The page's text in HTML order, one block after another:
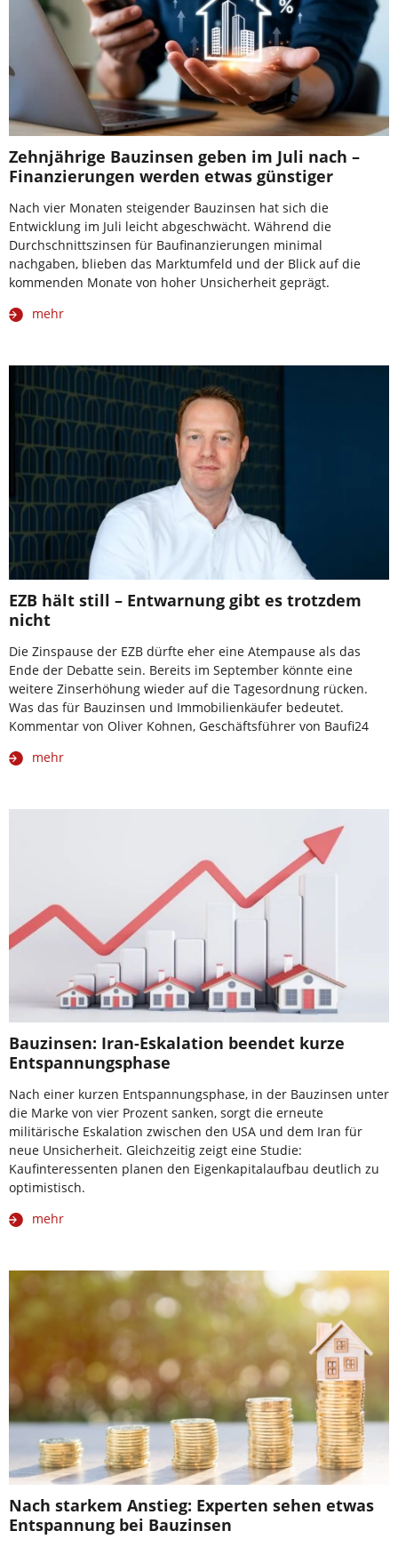
Zehnjährige Bauzinsen geben im Juli nach –
Finanzierungen werden etwas günstiger
Nach vier Monaten steigender Bauzinsen hat sich die
Entwicklung im Juli leicht abgeschwächt. Während die
Durchschnittszinsen für Baufinanzierungen minimal
nachgaben, blieben das Marktumfeld und der Blick auf die
kommenden Monate von hoher Unsicherheit geprägt.
mehr
EZB hält still – Entwarnung gibt es trotzdem
nicht
Die Zinspause der EZB dürfte eher eine Atempause als das
Ende der Debatte sein. Bereits im September könnte eine
weitere Zinserhöhung wieder auf die Tagesordnung rücken.
Was das für Bauzinsen und Immobilienkäufer bedeutet.
Kommentar von Oliver Kohnen, Geschäftsführer von Baufi24
mehr
Bauzinsen: Iran-Eskalation beendet kurze
Entspannungsphase
Nach einer kurzen Entspannungsphase, in der Bauzinsen unter
die Marke von vier Prozent sanken, sorgt die erneute
militärische Eskalation zwischen den USA und dem Iran für
neue Unsicherheit. Gleichzeitig zeigt eine Studie:
Kaufinteressenten planen den Eigenkapitalaufbau deutlich zu
optimistisch.
mehr
Nach starkem Anstieg: Experten sehen etwas
Entspannung bei Bauzinsen